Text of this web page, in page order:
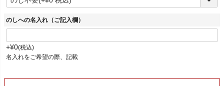
)
のしへの名入れ（ご記入欄）
+¥0 税込
名入れをご希望の際、記載